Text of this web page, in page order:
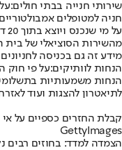
שירותי חנייה בבתי חולים:
חניה למטופלים
מהשירות הסוציאלי של בית
מידע זה גם בכניסה
הנחות לוותיקים:על פי חוק
הנחות משמעותיות בתשלומי
לתיאטרון להצגות ועוד
קבלת החזרים כספיים על
GettyImages
הצמדה למדד: בחוזים רבים